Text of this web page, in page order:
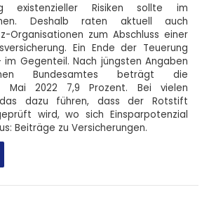
existenzieller Risiken sollte im
Deshalb raten aktuell auch
Organisationen zum Abschluss einer
Ein Ende der Teuerung
Gegenteil. Nach jüngsten Angaben
Bundesamtes beträgt die
Mai 2022 7,9 Prozent. Bei vielen
dazu führen, dass der Rotstift
wird, wo sich Einsparpotenzial
Beiträge zu Versicherungen.